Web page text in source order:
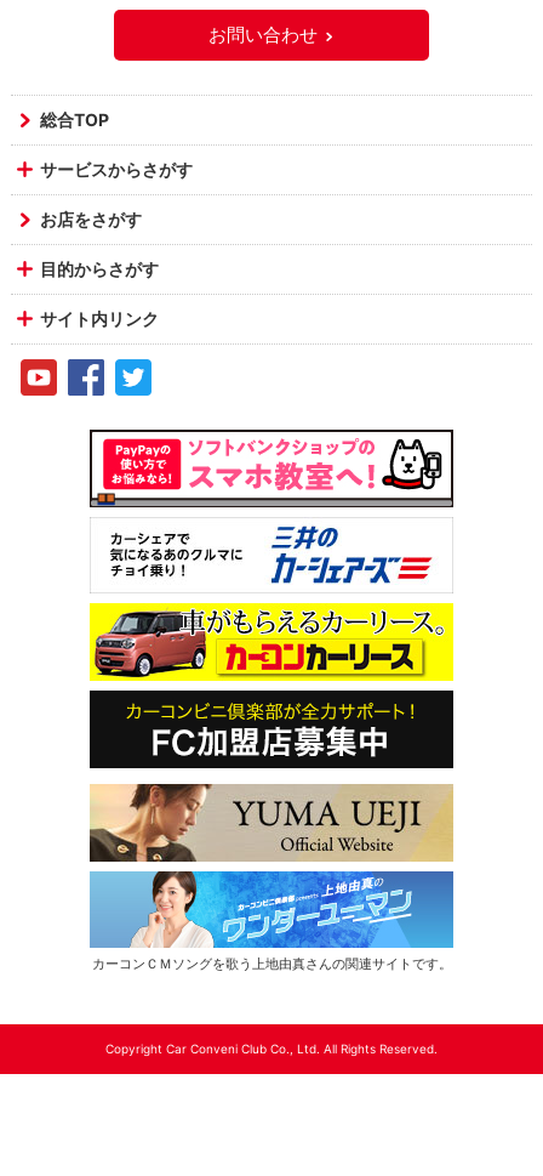
お問い合わせ
総合TOP
サービスからさがす
お店をさがす
目的からさがす
サイト内リンク
カーコンＣＭソングを歌う上地由真さんの関連サイトです。
Copyright Car Conveni Club Co., Ltd. All Rights Reserved.